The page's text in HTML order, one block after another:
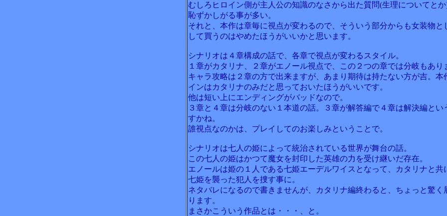
むしろヒロイン側が主人公の知識のなさから出た質問(生理についてと
恥ずかしがる事が多い。
それと、本作は章毎に視点が変わるので、そういう部分からも女装物と
して買うのはやめたほうがいいかと思います。
シナリオは４章構成の話で、各章で視点が変わるスタイル。
１章がカタリナ、２章がエノール視点で、この２つの章では分岐もあり
キャラ攻略は２章の方で出来ますが、あまり期待は持たない方が吉。本
インはカタリナのみだと思っておいたほうがいいです。
他は短い上にエンディングがバッドなので。
３章と４章は分岐のない１本道の話。３章が解答編で４章は解決編とい
すかね。
誰視点なのかは、プレイしてのお楽しみということで。
シナリオは七人の姫によって統治されている世界が舞台の話。
この七人の姫はかつて魔女を封印した英雄の力を受け継いだ存在。
エノールは姫の１人である七姫エーデルワイスとなって、カタリナと共
七姫を襲った犯人を捜す事に。
ネタバレになるので書きませんが、カタリナ編終わると、ちょっと驚く
ります。
まさかこういう作品とは・・・、と。